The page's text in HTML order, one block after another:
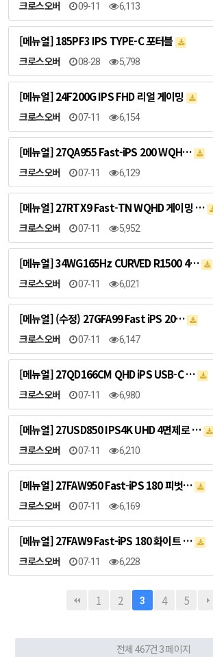
크로스오버 09-11 6,113
[메뉴얼] 185PF3 IPS TYPE-C 포터블
크로스오버 08-28 5,798
[메뉴얼] 24F200G IPS FHD 리얼 게이밍
크로스오버 07-11 6,154
[메뉴얼] 27QA955 Fast-iPS 200 WQH…
크로스오버 07-11 6,129
[메뉴얼] 27RTX9 Fast-TN WQHD 게이밍 …
크로스오버 07-11 5,952
[메뉴얼] 34WG165Hz CURVED R1500 4…
크로스오버 07-11 6,021
[메뉴얼] (수정) 27GFA99 Fast iPS 20…
크로스오버 07-11 6,147
[메뉴얼] 27QD166CM QHD iPS USB-C …
크로스오버 07-11 6,980
[메뉴얼] 27USD850 IPS4K UHD 4면제로 …
크로스오버 07-11 6,210
[메뉴얼] 27FAW950 Fast-iPS 180 피벗…
크로스오버 07-11 6,169
[메뉴얼] 27FAW9 Fast-iPS 180 화이트 …
크로스오버 07-11 6,228
1 2 3 4 5
전체 467건 3 페이지